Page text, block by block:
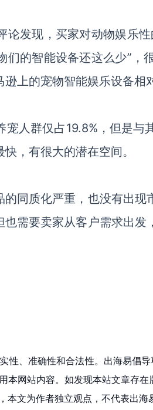
发现，买家对动物娱乐性
们的智能设备还这么少”，
上的宠物智能娱乐设备相
宠人群仅占19.8%，但是与
，有很大的潜在空间。
同质化严重，也没有出
需要卖家从客户需求出
性、准确性和合法性。出海易倡
本网站内容。如发现本站文章存
文为作者独立观点，不代表出海